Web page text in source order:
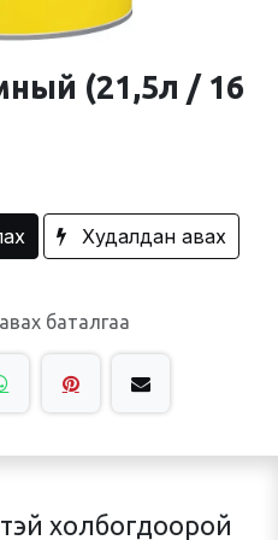
(21,5л / 16
Худалдан авах
баталгаа
холбогдоорой